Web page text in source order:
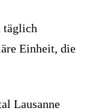
täglich
Einheit, die
Lausanne